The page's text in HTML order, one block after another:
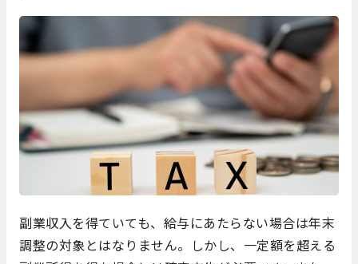
副業収入を得ていても、給与にあたらない場合は年末
調整の対象とはなりません。しかし、一定額を超える